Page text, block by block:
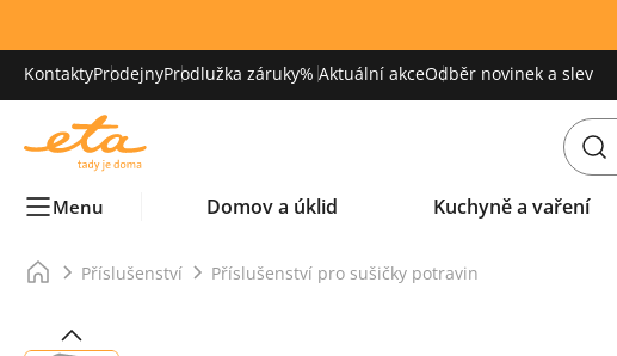
KontaktyProdejnyProdlužka záruky% Aktuální akceOdběr novinek a slev
Menu Domov a úklid Kuchyně a vaření
Příslušenství Příslušenství pro sušičky potravin